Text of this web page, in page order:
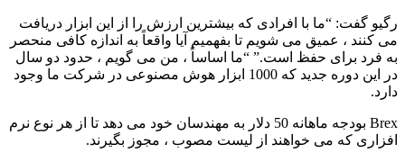
رگیو گفت: “ما با افرادی که بیشترین ارزش را از این ابزار دریافت
می کنند ، عمیق می شویم تا بفهمیم آیا واقعاً به اندازه کافی منحصر
به فرد برای حفظ است.” “ما اساساً ، من می گویم ، حدود دو سال
در این دوره جدید که 1000 ابزار هوش مصنوعی در شرکت ما وجود
دارد.
Brex بودجه ماهانه 50 دلار به مهندسان خود می دهد تا از هر نوع نرم
افزاری که می خواهند از لیست مصوب ، مجوز بگیرند.